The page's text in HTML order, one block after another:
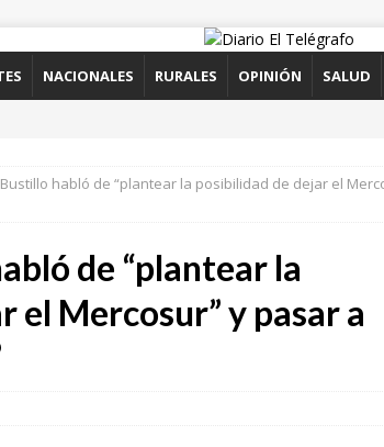
NACIONALES RURALES OPINIÓN SALUD
habló de “plantear la posibilidad de dejar el
de “plantear la
el Mercosur” y pasar a